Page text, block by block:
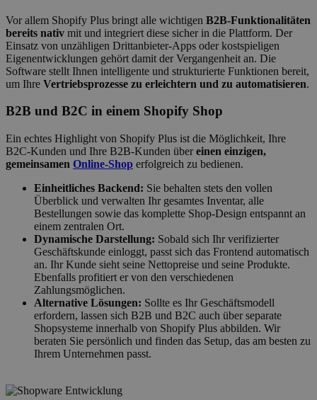
Vor allem Shopify Plus bringt alle wichtigen B2B-Funktionalitäten
bereits nativ mit und integriert diese sicher in die Plattform. Der
Einsatz von unzähligen Drittanbieter-Apps oder kostspieligen
Eigenentwicklungen gehört damit der Vergangenheit an. Die
Software stellt Ihnen intelligente und strukturierte Funktionen bereit,
um Ihre Vertriebsprozesse zu erleichtern und zu automatisieren.
B2B und B2C in einem Shopify Shop
Ein echtes Highlight von Shopify Plus ist die Möglichkeit, Ihre
B2C-Kunden und Ihre B2B-Kunden übereinen einzigen,
gemeinsamen Online-Shop erfolgreich zu bedienen.
Einheitliches Backend: Sie behalten stets den vollen
Überblick und verwalten Ihr gesamtes Inventar, alle
Bestellungen sowie das komplette Shop-Design entspannt an
einem zentralen Ort.
Dynamische Darstellung: Sobald sich Ihr verifizierter
Geschäftskunde einloggt, passt sich das Frontend automatisch
an. Ihr Kunde sieht seine Nettopreise und seine Produkte.
Ebenfalls profitiert er von den verschiedenen
Zahlungsmöglichen.
Alternative Lösungen: Sollte es Ihr Geschäftsmodell
erfordern, lassen sich B2B und B2C auch über separate
Shopsysteme innerhalb von Shopify Plus abbilden. Wir
beraten Sie persönlich und finden das Setup, das am besten zu
Ihrem Unternehmen passt.